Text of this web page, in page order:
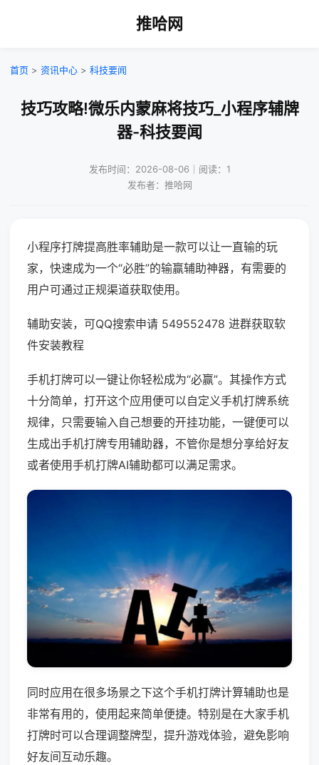
推哈网
首页 > 资讯中心 > 科技要闻
技巧攻略!微乐内蒙麻将技巧_小程序辅牌
器-科技要闻
发布时间：2026-08-06｜阅读：1
发布者：推哈网
小程序打牌提高胜率辅助是一款可以让一直输的玩
家，快速成为一个“必胜”的输赢辅助神器，有需要的
用户可通过正规渠道获取使用。
辅助安装，可QQ搜索申请 549552478 进群获取软
件安装教程
手机打牌可以一键让你轻松成为“必赢”。其操作方式
十分简单，打开这个应用便可以自定义手机打牌系统
规律，只需要输入自己想要的开挂功能，一键便可以
生成出手机打牌专用辅助器，不管你是想分享给好友
或者使用手机打牌AI辅助都可以满足需求。
同时应用在很多场景之下这个手机打牌计算辅助也是
非常有用的，使用起来简单便捷。特别是在大家手机
打牌时可以合理调整牌型，提升游戏体验，避免影响
好友间互动乐趣。